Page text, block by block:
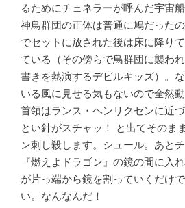
るためにチェネラーが呼んだ宇宙
神鳥群団の正体は普通に鳩だった
でセットに放された後は床に降り
ている（その傍らで鳥群団に襲わ
書きを熱演するデビルキッズ）。
いる風に見せる気もないので全然
首領はランス・ヘンリクセンに近
とい針がスチャッ！ と出てそのま
ン刺し殺します。シュール。あと
『燃えよドラゴン』の鏡の間に入
が片っ端から鏡を割っていくだけ
い。なんなんだ！